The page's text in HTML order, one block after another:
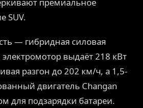
премиальное
SUV.
— гибридная силовая
выдаёт 218 кВт
разгон до 202 км/ч, а 1,5-
двигатель Changan
для подзарядки батареи.